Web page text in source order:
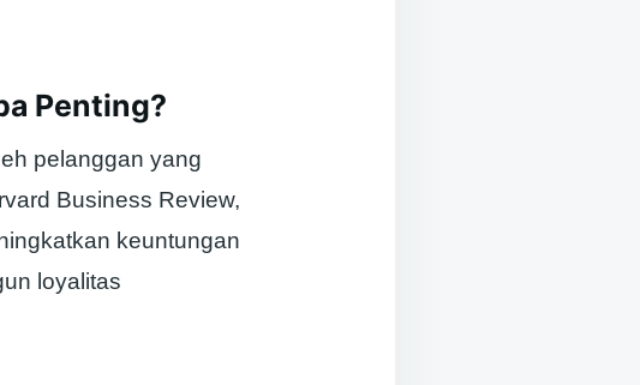
Penting?
pelanggan yang
Business Review,
keuntungan
loyalitas